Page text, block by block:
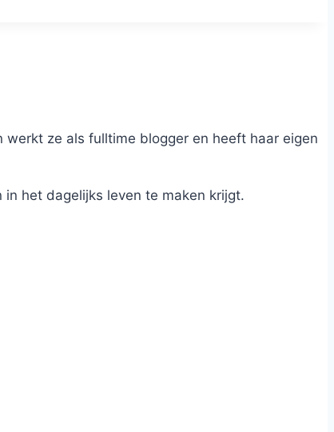
ze als fulltime blogger en heeft haar eigen
het dagelijks leven te maken krijgt.